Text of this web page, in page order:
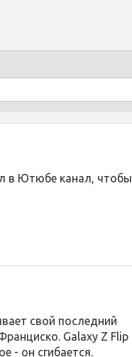
в Ютюбе канал, чтобы
свой последний
Galaxy Z Flip
- он сгибается.